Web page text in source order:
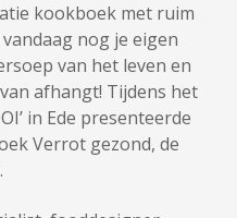
kookboek met ruim
nog je eigen
van het leven en
afhangt! Tijdens het
in Ede presenteerde
Verrot gezond, de